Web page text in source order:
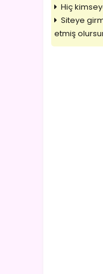
Hiç
Siteye
etmiş